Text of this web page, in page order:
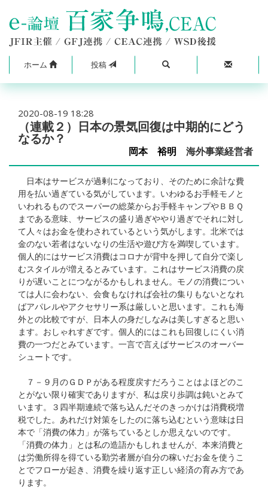
ホーム 投稿
2020-08-19 18:28
（連載２）日本の景気回復は中期的にどう
なるか？
岡本 裕明 海外事業経営者
日本はサービスが過剰になっており、そのために余計な費
用を払い過ぎている気がしています。いわゆるお手軽モノと
いわれるものでスーパーの総菜からお手軽キャンプやＢＢＱ
まである意味、サービスの盛り過ぎややり過ぎでそれに対し
て人々はお金を使わされているという気がします。北米では
金のない若者はないなりの生活や遊び方を満喫しています。
個人的にはサービス消費はコロナが背中を押して自分で楽し
むスタイルが増えるとみています。これはサービス消費の戻
りが遅いことにつながるかもしれません。モノの消費につい
ては人に会わない、会食もなければ会社の集りもないとなれ
ばアパレルやアクセサリー系は厳しいと思います。これも海
外との比較ですが、日本人の身だしなみは美しすぎると思い
ます。おしゃれすぎです。個人的にはこれも回復しにくい消
費の一つだとみています。一言で言えばサービスのオーバー
シュートです。
７－９月のＧＤＰがある程度戻すだろうことはよほどのこ
とがない限り確実でありますが、私は戻り歩調は鈍いとみて
います。３四半期連続で落ち込んだそのきっかけは消費税増
税でした。あれだけ対策をしたのに落ち込むという意味は日
本で「消費の体力」が落ちているとしか思えないのです。
「消費の体力」とは私の造語かもしれませんが、本来消費と
は労働所得を得ている勤労者層が自分の稼いだお金を使うこ
とでフローが起き、消費を繰り返す正しい経済の育み方であ
ります。